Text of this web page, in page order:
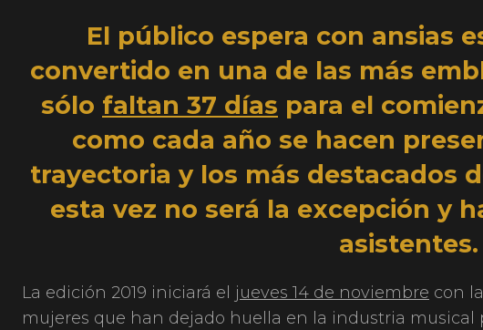
El público espera con ansias
convertido en una de las más
sólo faltan 37 días para el
como cada año se hacen
trayectoria y los más destacados
esta vez no será la excepción y
asistentes.
La edición 2019 iniciará el jueves 14 de noviembre con
mujeres que han dejado huella en la industria musical